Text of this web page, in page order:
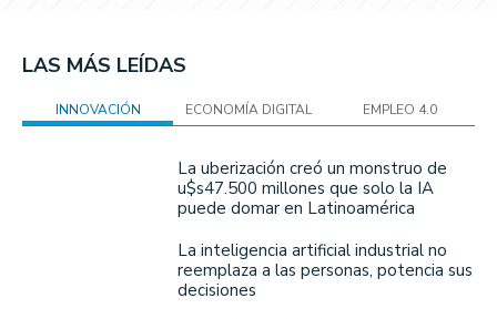
LAS MÁS LEÍDAS
INNOVACIÓN ECONOMÍA DIGITAL EMPLEO 4.0
La uberización creó un monstruo de
u$s47.500 millones que solo la IA
puede domar en Latinoamérica
La inteligencia artificial industrial no
reemplaza a las personas, potencia sus
decisiones